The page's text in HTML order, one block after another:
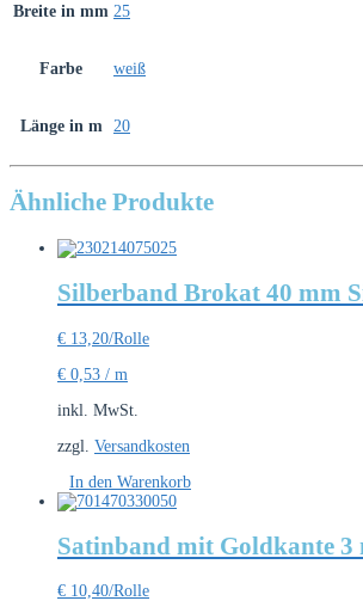
Breite in mm 25
Farbe weiß
Länge in m 20
Ähnliche Produkte
Silberband Brokat 40 mm
€ 13,20/Rolle
€ 0,53 / m
inkl. MwSt.
zzgl. Versandkosten
In den Warenkorb
Satinband mit Goldkante 3
€ 10,40/Rolle